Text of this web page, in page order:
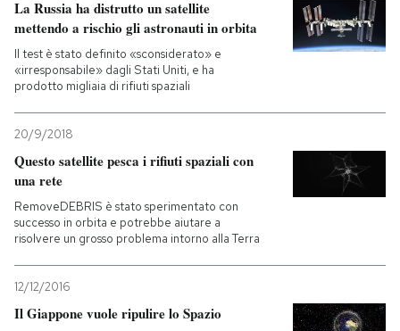
SHOP
CALENDARIO
AREA PERSONALE
Entra
La Russia ha distrutto un satellite
mettendo a rischio gli astronauti in orbita
Il test è stato definito «sconsiderato» e
«irresponsabile» dagli Stati Uniti, e ha
prodotto migliaia di rifiuti spaziali
20/9/2018
Questo satellite pesca i rifiuti spaziali con
una rete
RemoveDEBRIS è stato sperimentato con
successo in orbita e potrebbe aiutare a
risolvere un grosso problema intorno alla Terra
12/12/2016
Il Giappone vuole ripulire lo Spazio